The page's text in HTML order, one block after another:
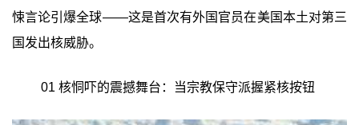
悚言论引爆全球——这是首次有外国官员在美国本土对第三
国发出核威胁。
01 核恫吓的震撼舞台：当宗教保守派握紧核按钮